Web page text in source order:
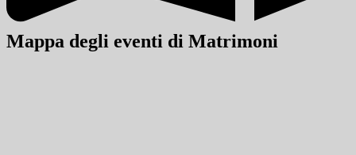
Mappa degli eventi di Matrimoni